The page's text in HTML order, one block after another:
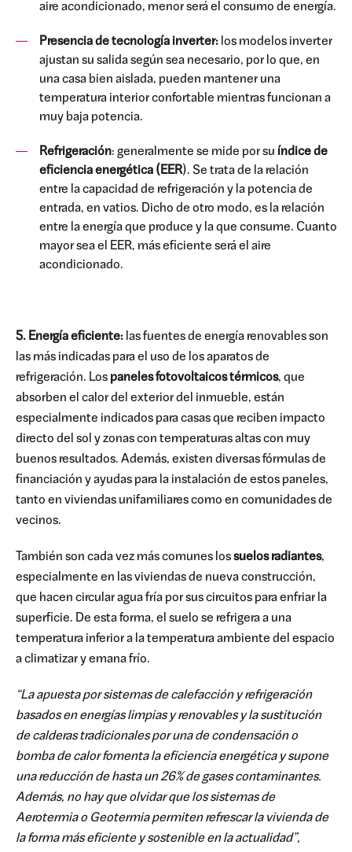
aire acondicionado, menor será el consumo de energía.
Presencia de tecnología inverter: los modelos inverter
ajustan su salida según sea necesario, por lo que, en
una casa bien aislada, pueden mantener una
temperatura interior confortable mientras funcionan a
muy baja potencia.
Refrigeración: generalmente se mide por su índice de
eficiencia energética (EER). Se trata de la relación
entre la capacidad de refrigeración y la potencia de
entrada, en vatios. Dicho de otro modo, es la relación
entre la energía que produce y la que consume. Cuanto
mayor sea el EER, más eficiente será el aire
acondicionado.
5. Energía eficiente: las fuentes de energía renovables son
las más indicadas para el uso de los aparatos de
refrigeración. Los paneles fotovoltaicos térmicos, que
absorben el calor del exterior del inmueble, están
especialmente indicados para casas que reciben impacto
directo del sol y zonas con temperaturas altas con muy
buenos resultados. Además, existen diversas fórmulas de
financiación y ayudas para la instalación de estos paneles,
tanto en viviendas unifamiliares como en comunidades de
vecinos.
También son cada vez más comunes lossuelos radiantes,
especialmente en las viviendas de nueva construcción,
que hacen circular agua fría por sus circuitos para enfriar la
superficie. De esta forma, el suelo se refrigera a una
temperatura inferior a la temperatura ambiente del espacio
a climatizar y emana frío.
“La apuesta por sistemas de calefacción y refrigeración
basados en energías limpias y renovables y la sustitución
de calderas tradicionales por una de condensación o
bomba de calor fomenta la eficiencia energética y supone
una reducción de hasta un 26% de gases contaminantes.
Además, no hay que olvidar que los sistemas de
Aerotermia o Geotermia permiten refrescar la vivienda de
la forma más eficiente y sostenible en la actualidad”,